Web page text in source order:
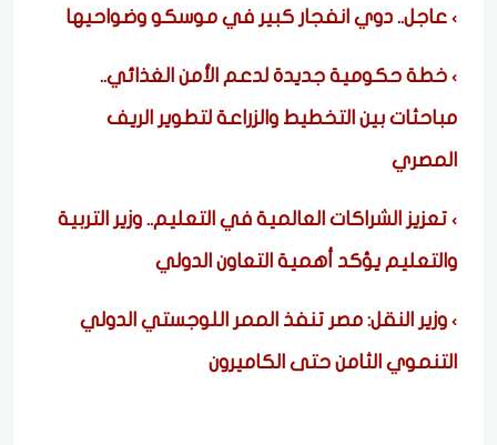
عاجل.. دوي انفجار كبير في موسكو وضواحيها
خطة حكومية جديدة لدعم الأمن الغذائي..
مباحثات بين التخطيط والزراعة لتطوير الريف
المصري
تعزيز الشراكات العالمية في التعليم.. وزير التربية
والتعليم يؤكد أهمية التعاون الدولي
وزير النقل: مصر تنفذ الممر اللوجستي الدولي
التنموي الثامن حتى الكاميرون